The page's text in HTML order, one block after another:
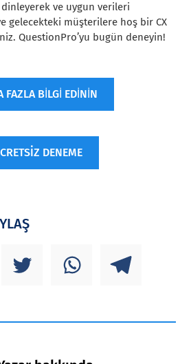
ve uygun verileri
gelecekteki müşterilere hoş bir CX
QuestionPro’yu bugün deneyin!
FAZLA BİLGİ EDİNİN
DENEME